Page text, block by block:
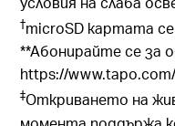
†microSD картата
**Абонирайте се за
https://
‡Откриването на